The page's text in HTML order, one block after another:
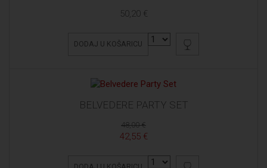
50,20 €
DODAJ U KOŠARICU
BELVEDERE PARTY SET
48,00 €
42,55 €